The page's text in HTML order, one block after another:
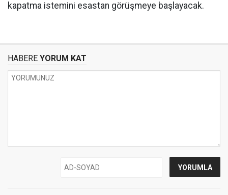
kapatma istemini esastan görüşmeye başlayacak.
HABERE YORUM KAT